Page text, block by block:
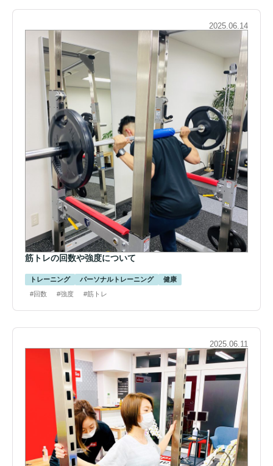
2025.06.14
筋トレの回数や強度について
トレーニング パーソナルトレーニング
健康
#回数
#強度 #筋トレ
2025.06.11